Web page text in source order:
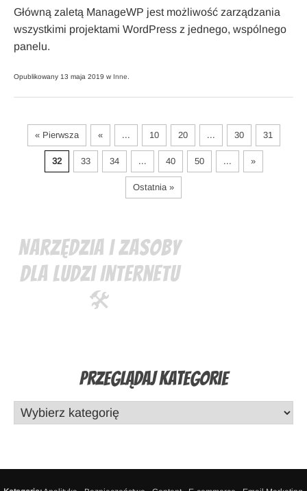
Główną zaletą ManageWP jest możliwość zarządzania
wszystkimi projektami WordPress z jednego, wspólnego
panelu.
Opublikowany 13 maja 2019 w Inne
« Pierwsza « ... 10 20 ... 30 31
32 33 34 ... 40 50 ... »
Ostatnia »
Narzędzia i zasoby
dla ludzi Internetu
🛠️
Przeglądaj Kategorie